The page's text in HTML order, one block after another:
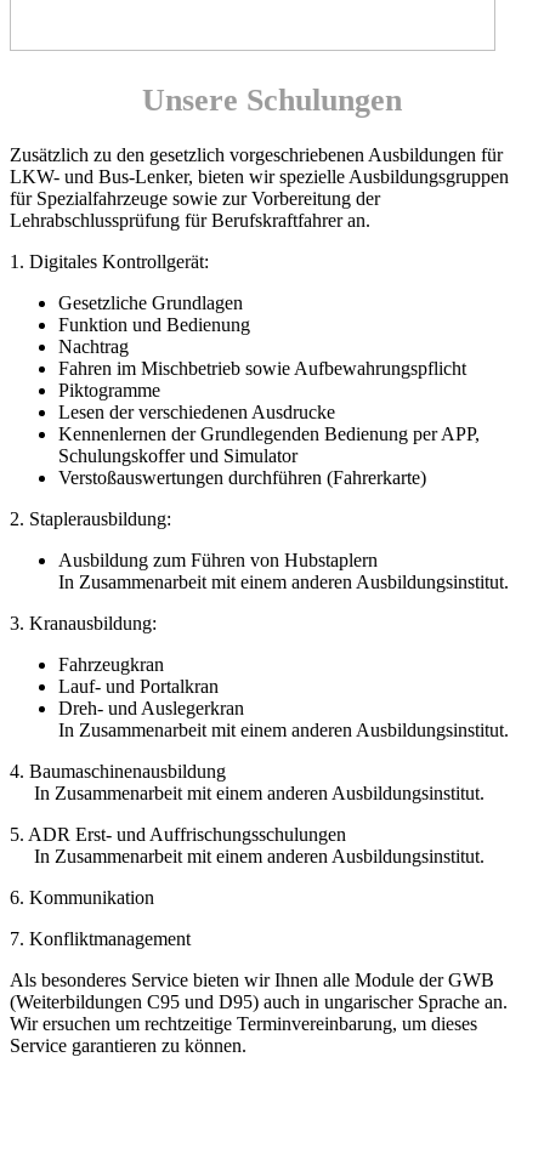
Unsere Schulungen
Zusätzlich zu den gesetzlich vorgeschriebenen Ausbildungen für
LKW- und Bus-Lenker, bieten wir spezielle Ausbildungsgruppen
für Spezialfahrzeuge sowie zur Vorbereitung der
Lehrabschlussprüfung für Berufskraftfahrer an.
1. Digitales Kontrollgerät:
Gesetzliche Grundlagen
Funktion und Bedienung
Nachtrag
Fahren im Mischbetrieb sowie Aufbewahrungspflicht
Piktogramme
Lesen der verschiedenen Ausdrucke
Kennenlernen der Grundlegenden Bedienung per APP,
Schulungskoffer und Simulator
Verstoßauswertungen durchführen (Fahrerkarte)
2. Staplerausbildung:
Ausbildung zum Führen von Hubstaplern
In Zusammenarbeit mit einem anderen Ausbildungsinstitut.
3. Kranausbildung:
Fahrzeugkran
Lauf- und Portalkran
Dreh- und Auslegerkran
In Zusammenarbeit mit einem anderen Ausbildungsinstitut.
4. Baumaschinenausbildung
In Zusammenarbeit mit einem anderen Ausbildungsinstitut.
5. ADR Erst- und Auffrischungsschulungen
In Zusammenarbeit mit einem anderen Ausbildungsinstitut.
6. Kommunikation
7. Konfliktmanagement
Als besonderes Service bieten wir Ihnen alle Module der GWB
(Weiterbildungen C95 und D95) auch in ungarischer Sprache an.
Wir ersuchen um rechtzeitige Terminvereinbarung, um dieses
Service garantieren zu können.